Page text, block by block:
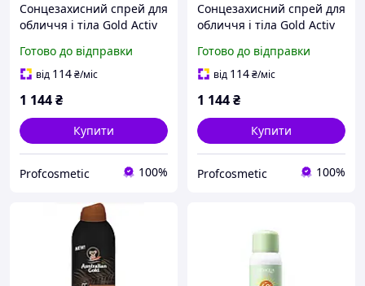
Сонцезахисний спрей для
обличчя і тіла Gold Activ
захисту від сонця з спф
антиоксидантний
Готово до відправки
від 114₴/міс
1 144₴
Купити
Profcosmetic 100%
Сонцезахисний спрей для
обличчя і тіла Gold Activ
захисту від сонця
зволожуючий SPF 50
Готово до відправки
від 114₴/міс
1 144₴
Купити
Profcosmetic 100%